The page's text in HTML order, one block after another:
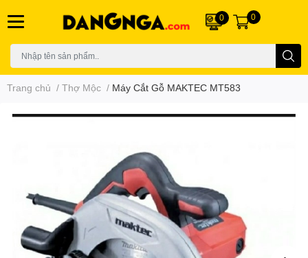
0 0
Trang chủ / Thợ Mộc / Máy Cắt Gỗ MAKTEC MT583